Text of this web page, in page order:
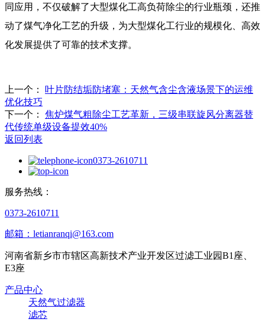
同应用，不仅破解了大型煤化工高负荷除尘的行业瓶颈，还推
动了煤气净化工艺的升级，为大型煤化工行业的规模化、高效
化发展提供了可靠的技术支撑。
上一个：
叶片防结垢防堵塞：天然气含尘含液场景下的运维
优化技巧
下一个：
焦炉煤气粗除尘工艺革新，三级串联旋风分离器替
代传统单级设备提效40%
返回列表
0373-2610711
服务热线：
0373-2610711
邮箱：letianranqi@163.com
河南省新乡市市辖区高新技术产业开发区过滤工业园B1座、
E3座
产品中心
天然气过滤器
滤芯